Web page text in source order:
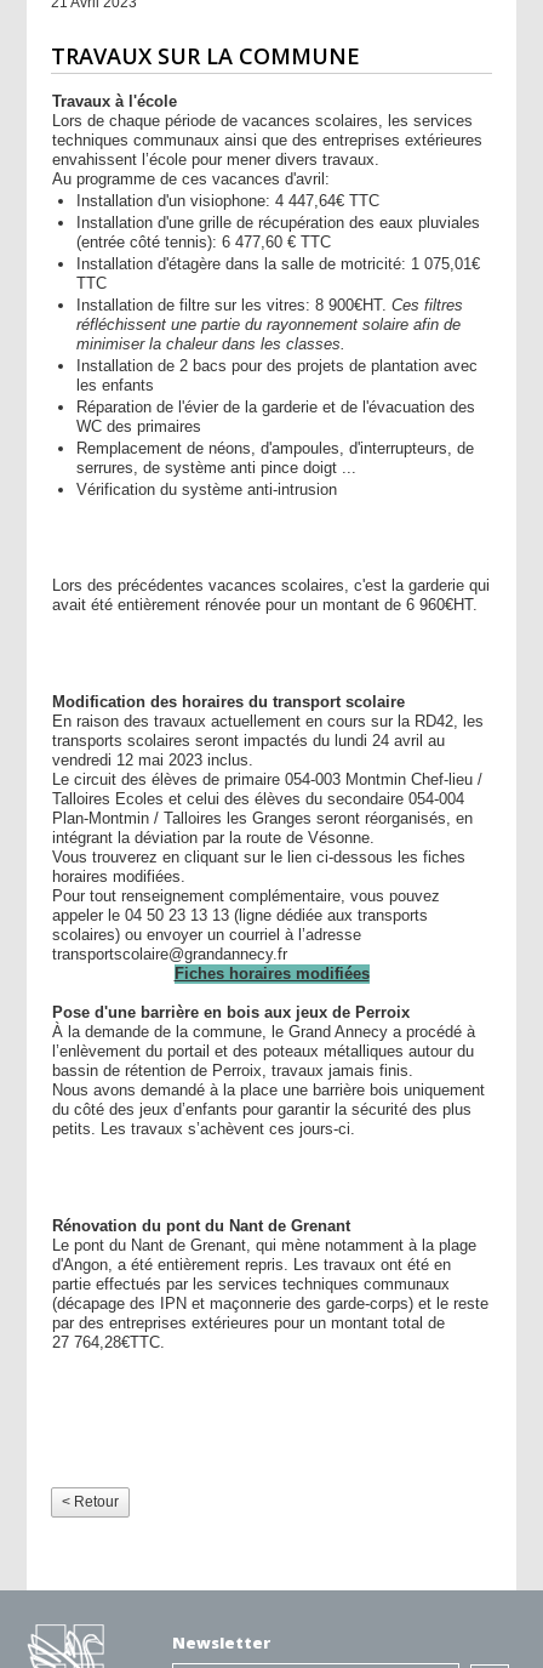
TRAVAUX SUR LA COMMUNE
Travaux à l'école
Lors de chaque période de vacances scolaires, les services
techniques communaux ainsi que des entreprises extérieures
envahissent l’école pour mener divers travaux.
Au programme de ces vacances d'avril:
Installation d'un visiophone: 4 447,64€ TTC
Installation d'une grille de récupération des eaux pluviales
(entrée côté tennis): 6 477,60 € TTC
Installation d'étagère dans la salle de motricité: 1 075,01€
TTC
Installation de filtre sur les vitres: 8 900€HT. Ces filtres
réfléchissent une partie du rayonnement solaire afin de
minimiser la chaleur dans les classes.
Installation de 2 bacs pour des projets de plantation avec
les enfants
Réparation de l'évier de la garderie et de l'évacuation des
WC des primaires
Remplacement de néons, d'ampoules, d'interrupteurs, de
serrures, de système anti pince doigt ...
Vérification du système anti-intrusion
Lors des précédentes vacances scolaires, c'est la garderie qui
avait été entièrement rénovée pour un montant de 6 960€HT.
Modification des horaires du transport scolaire
En raison des travaux actuellement en cours sur la RD42, les
transports scolaires seront impactés du lundi 24 avril au
vendredi 12 mai 2023 inclus.
Le circuit des élèves de primaire 054-003 Montmin Chef-lieu /
Talloires Ecoles et celui des élèves du secondaire 054-004
Plan-Montmin / Talloires les Granges seront réorganisés, en
intégrant la déviation par la route de Vésonne.
Vous trouverez en cliquant sur le lien ci-dessous les fiches
horaires modifiées.
Pour tout renseignement complémentaire, vous pouvez
appeler le 04 50 23 13 13 (ligne dédiée aux transports
scolaires) ou envoyer un courriel à l’adresse
transportscolaire@grandannecy.fr
Fiches horaires modifiées
Pose d'une barrière en bois aux jeux de Perroix
À la demande de la commune, le Grand Annecy a procédé à
l’enlèvement du portail et des poteaux métalliques autour du
bassin de rétention de Perroix, travaux jamais finis.
Nous avons demandé à la place une barrière bois uniquement
du côté des jeux d’enfants pour garantir la sécurité des plus
petits. Les travaux s’achèvent ces jours-ci.
Rénovation du pont du Nant de Grenant
Le pont du Nant de Grenant, qui mène notamment à la plage
d'Angon, a été entièrement repris. Les travaux ont été en
partie effectués par les services techniques communaux
(décapage des IPN et maçonnerie des garde-corps) et le reste
par des entreprises extérieures pour un montant total de
27 764,28€TTC.
< Retour
Newsletter